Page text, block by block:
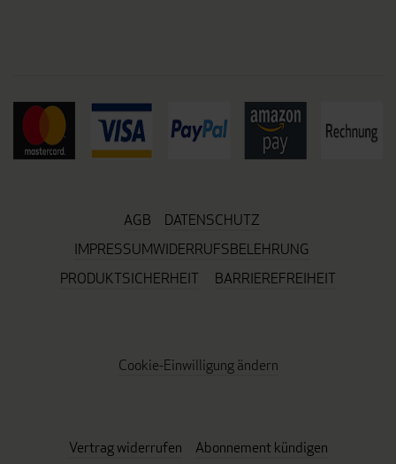
AGB
DATENSCHUTZ
IMPRESSUMWIDERRUFSBELEHRUNG
PRODUKTSICHERHEIT
BARRIEREFREIHEIT
Cookie-Einwilligung ändern
Vertrag widerrufen Abonnement kündigen